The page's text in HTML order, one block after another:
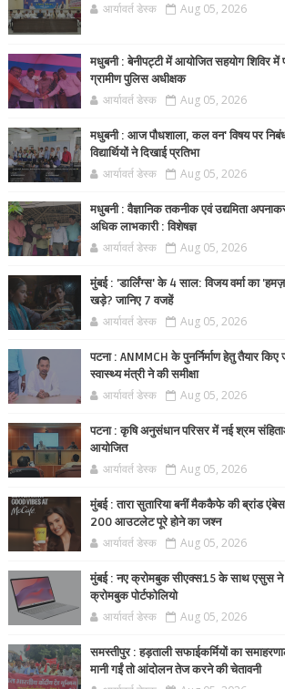
आर्यावर्त डेस्क Aug 05, 2026
मधुबनी : बेनीपट्टी में आयोजित सहयोग शिविर
ग्रामीण पुलिस अधीक्षक
आर्यावर्त डेस्क Aug 05, 2026
मधुबनी : आज पौधशाला, कल वन' विषय पर निबंध
विद्यार्थियों ने दिखाई प्रतिभा
आर्यावर्त डेस्क Aug 05, 2026
मधुबनी : वैज्ञानिक तकनीक एवं उद्यमिता
अधिक लाभकारी : विशेषज्ञ
आर्यावर्त डेस्क Aug 05, 2026
मुंबई : 'डार्लिंग्स' के 4 साल: विजय वर्मा का
खड़े? जानिए 7 वजहें
आर्यावर्त डेस्क Aug 05, 2026
पटना : ANMMCH के पुनर्निर्माण हेतु तैयार किए
स्वास्थ्य मंत्री ने की समीक्षा
आर्यावर्त डेस्क Aug 05, 2026
पटना : कृषि अनुसंधान परिसर में नई श्रम
आयोजित
आर्यावर्त डेस्क Aug 05, 2026
मुंबई : तारा सुतारिया बनीं मैककैफे की ब्रांड
200 आउटलेट पूरे होने का जश्न
आर्यावर्त डेस्क Aug 05, 2026
मुंबई : नए क्रोमबुक सीएक्स15 के साथ एसुस ने
क्रोमबुक पोर्टफोलियो
आर्यावर्त डेस्क Aug 05, 2026
समस्तीपुर : हड़ताली सफाईकर्मियों का
मानी गईं तो आंदोलन तेज करने की चेतावनी